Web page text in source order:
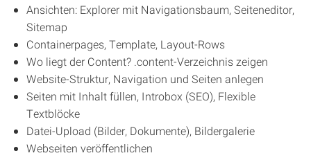
Ansichten: Explorer mit Navigationsbaum, Seiteneditor,
Sitemap
Containerpages, Template, Layout-Rows
Wo liegt der Content? .content-Verzeichnis zeigen
Website-Struktur, Navigation und Seiten anlegen
Seiten mit Inhalt füllen, Introbox (SEO), Flexible
Textblöcke
Datei-Upload (Bilder, Dokumente), Bildergalerie
Webseiten veröffentlichen